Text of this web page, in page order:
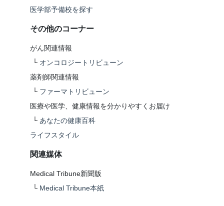
医学部予備校を探す
その他のコーナー
がん関連情報
└ オンコロジートリビューン
薬剤師関連情報
└ ファーマトリビューン
医療や医学、健康情報を分かりやすくお届け
└ あなたの健康百科
ライフスタイル
関連媒体
Medical Tribune新聞版
└ Medical Tribune本紙